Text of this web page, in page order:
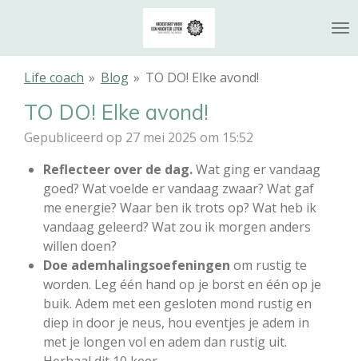
naar
Life coach » Blog » TO DO! Elke avond!
TO DO! Elke avond!
Gepubliceerd op 27 mei 2025 om 15:52
Reflecteer over de dag.Wat ging er vandaag
goed? Wat voelde er vandaag zwaar? Wat gaf
me energie? Waar ben ik trots op? Wat heb ik
vandaag geleerd? Wat zou ik morgen anders
willen doen?
Doe ademhalingsoefeningen om rustig te
worden. Leg één hand op je borst en één op je
buik. Adem met een gesloten mond rustig en
diep in door je neus, hou eventjes je adem in
met je longen vol en adem dan rustig uit.